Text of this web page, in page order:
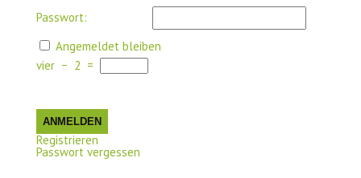
Passwort:
Angemeldet bleiben
vier − 2 =
ANMELDEN
Registrieren
Passwort vergessen